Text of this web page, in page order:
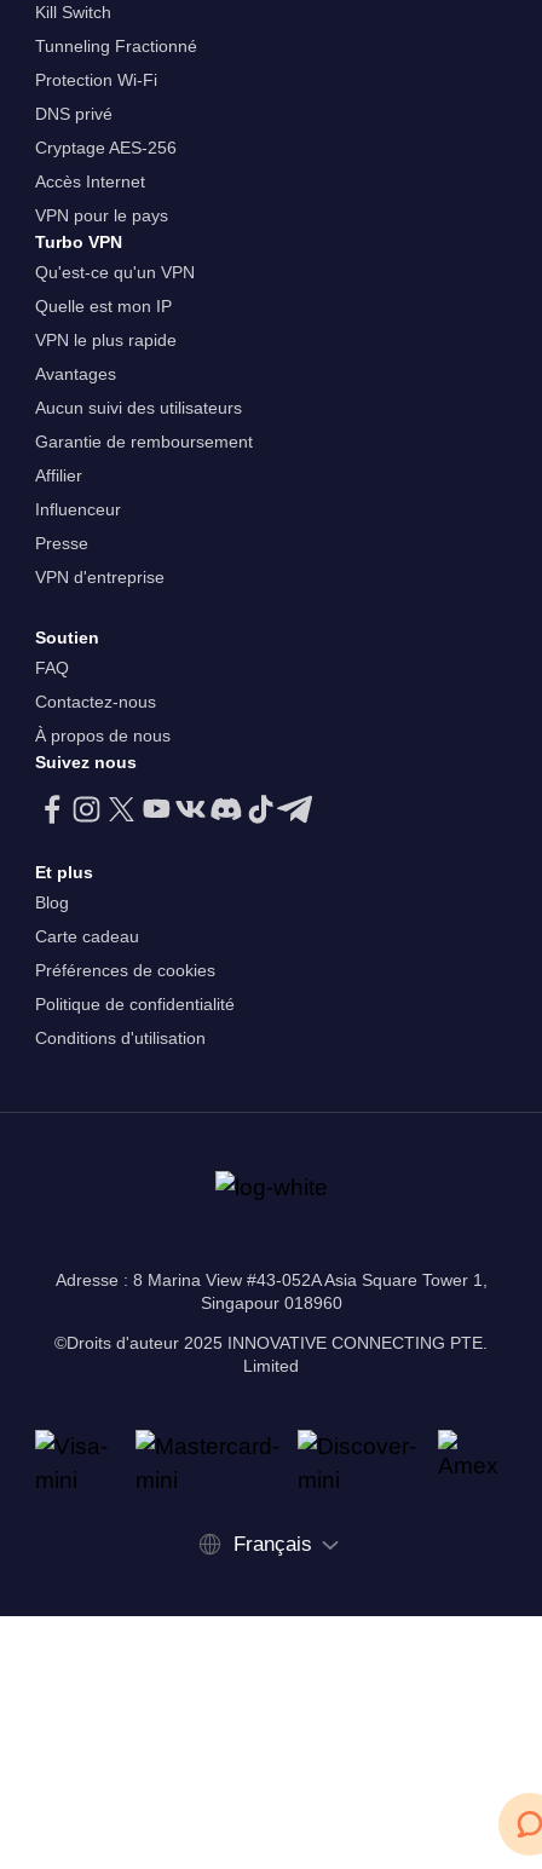
Kill Switch
Tunneling Fractionné
Protection Wi-Fi
DNS privé
Cryptage AES-256
Accès Internet
VPN pour le pays
Turbo VPN
Qu'est-ce qu'un VPN
Quelle est mon IP
VPN le plus rapide
Avantages
Aucun suivi des utilisateurs
Garantie de remboursement
Affilier
Influenceur
Presse
VPN d'entreprise
Soutien
FAQ
Contactez-nous
À propos de nous
Suivez nous
Et plus
Blog
Carte cadeau
Préférences de cookies
Politique de confidentialité
Conditions d'utilisation
Adresse : 8 Marina View #43-052A Asia Square Tower 1,
Singapour 018960
©Droits d'auteur 2025 INNOVATIVE CONNECTING PTE.
Limited
Français